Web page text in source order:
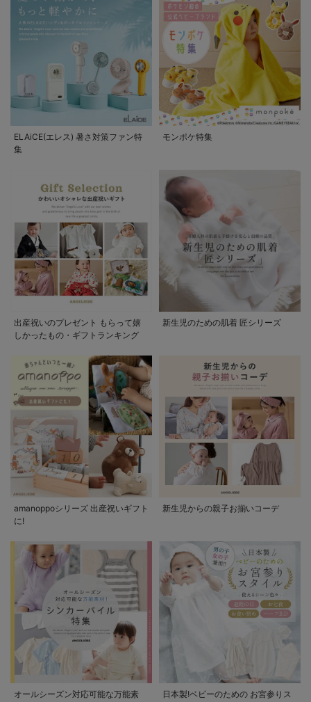
ELAiCE(エレス) 暑さ対策ファン特
集
モンポケ特集
出産祝いのプレゼント もらって嬉
しかったもの・ギフトランキング
新生児のための肌着 匠シリーズ
amanoppoシリーズ 出産祝いギフト
に!
新生児からの親子お揃いコーデ
オールシーズン対応可能な万能素
日本製!ベビーのための お宮参りス